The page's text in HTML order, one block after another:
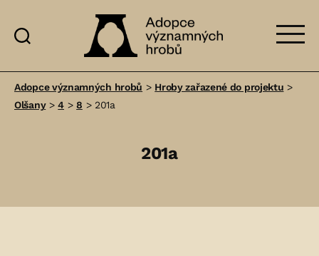
významných
Adopce významných hrobů > Hroby zařazené do projektu >
Olšany>4 >8 > 201a
201a